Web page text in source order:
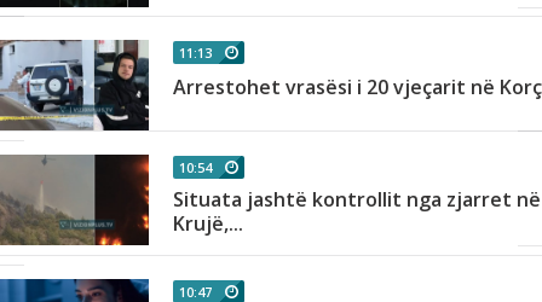
11:13
Arrestohet vrasësi i 20 vjeçarit në
10:54
Situata jashtë kontrollit nga zjarret në
Krujë,...
10:47